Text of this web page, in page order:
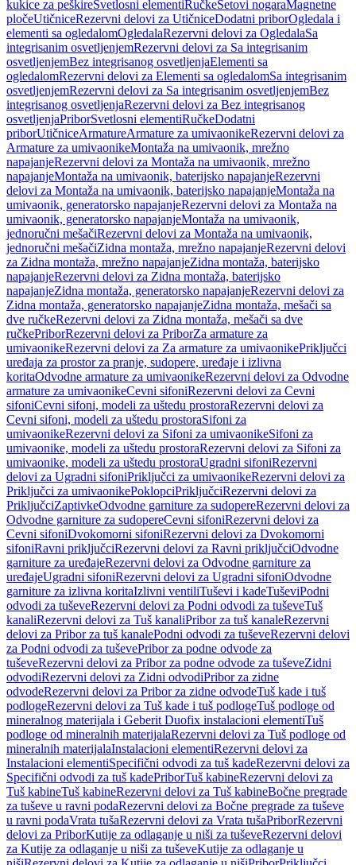
kukice za peškireSvetlosni elementiRučkeSetovi nogaraMagnetne
pločeUtičniceRezervni delovi za UtičniceDodatni priborOgledala i
elementi sa ogledalomOgledalaRezervni delovi za OgledalaSa
integrisanim osvetljenjemRezervni delovi za Sa integrisanim
osvetljenjemBez integrisanog osvetljenjaElementi sa
ogledalomRezervni delovi za Elementi sa ogledalomSa integrisanim
osvetljenjemRezervni delovi za Sa integrisanim osvetljenjemBez
integrisanog osvetljenjaRezervni delovi za Bez integrisanog
osvetljenjaPriborSvetlosni elementiRučkeDodatni
priborUtičniceArmatureArmature za umivaonikeRezervni delovi za
Armature za umivaonikeMontaža na umivaonik, mrežno
napajanjeRezervni delovi za Montaža na umivaonik, mrežno
napajanjeMontaža na umivaonik, baterijsko napajanjeRezervni
delovi za Montaža na umivaonik, baterijsko napajanjeMontaža na
umivaonik, generatorsko napajanjeRezervni delovi za Montaža na
umivaonik, generatorsko napajanjeMontaža na umivaonik,
jednoručni mešačiRezervni delovi za Montaža na umivaonik,
jednoručni mešačiZidna montaža, mrežno napajanjeRezervni delovi
za Zidna montaža, mrežno napajanjeZidna montaža, baterijsko
napajanjeRezervni delovi za Zidna montaža, baterijsko
napajanjeZidna montaža, generatorsko napajanjeRezervni delovi za
Zidna montaža, generatorsko napajanjeZidna montaža, mešači sa
dve ručkeRezervni delovi za Zidna montaža, mešači sa dve
ručkePriborRezervni delovi za PriborZa armature za
umivaonikeRezervni delovi za Za armature za umivaonikePriključci
uređaja za prostor za pranje, sudopere, uređaje i izlivna
koritaOdvodne armature za umivaonikeRezervni delovi za Odvodne
armature za umivaonikeCevni sifoniRezervni delovi za Cevni
sifoniCevni sifoni, modeli za uštedu prostoraRezervni delovi za
Cevni sifoni, modeli za uštedu prostoraSifoni za
umivaonikeRezervni delovi za Sifoni za umivaonikeSifoni za
umivaonike, modeli za uštedu prostoraRezervni delovi za Sifoni za
umivaonike, modeli za uštedu prostoraUgradni sifoniRezervni
delovi za Ugradni sifoniPriključci za umivaonikeRezervni delovi za
Priključci za umivaonikePoklopciPriključciRezervni delovi za
PriključciZaptivkeOdvodne garniture za sudopereRezervni delovi za
Odvodne garniture za sudopereCevni sifoniRezervni delovi za
Cevni sifoniDvokomorni sifoniRezervni delovi za Dvokomorni
sifoniRavni priključciRezervni delovi za Ravni priključciOdvodne
garniture za uređajeRezervni delovi za Odvodne garniture za
uređajeUgradni sifoniRezervni delovi za Ugradni sifoniOdvodne
garniture za izlivna koritaIzlivni ventiliTuševi i kadeTuševiPodni
odvodi za tuševeRezervni delovi za Podni odvodi za tuševeTuš
kanaliRezervni delovi za Tuš kanaliPribor za tuš kanaleRezervni
delovi za Pribor za tuš kanalePodni odvodi za tuševeRezervni delovi
za Podni odvodi za tuševePribor za podne odvode za
tuševeRezervni delovi za Pribor za podne odvode za tuševeZidni
odvodiRezervni delovi za Zidni odvodiPribor za zidne
odvodeRezervni delovi za Pribor za zidne odvodeTuš kade i tuš
podlogeRezervni delovi za Tuš kade i tuš podlogeTuš podloge od
mineralnog materijala i Geberit Duofix instalacioni elementiTuš
podloge od mineralnih materijalaRezervni delovi za Tuš podloge od
mineralnih materijalaInstalacioni elementiRezervni delovi za
Instalacioni elementiSpecifični odvodi za tuš kadeRezervni delovi za
Specifični odvodi za tuš kadePriborTuš kabineRezervni delovi za
Tuš kabineTuš kabineRezervni delovi za Tuš kabineBočne pregrade
za tuševe u ravni podaRezervni delovi za Bočne pregrade za tuševe
u ravni podaVrata tušaRezervni delovi za Vrata tušaPriborRezervni
delovi za PriborKutije za odlaganje u niši za tuševeRezervni delovi
za Kutije za odlaganje u niši za tuševeKutije za odlaganje u